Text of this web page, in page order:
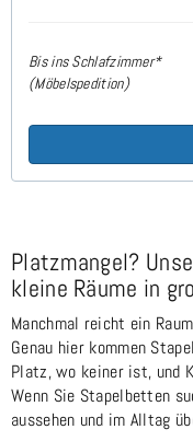
Bis ins Schlafzimmer*
(Möbelspedition)
Platzmangel?
kleine Räume in
Manchmal reicht ein
Genau hier kommen
Platz, wo keiner ist, und
Wenn Sie Stapelbetten
aussehen und im Alltag